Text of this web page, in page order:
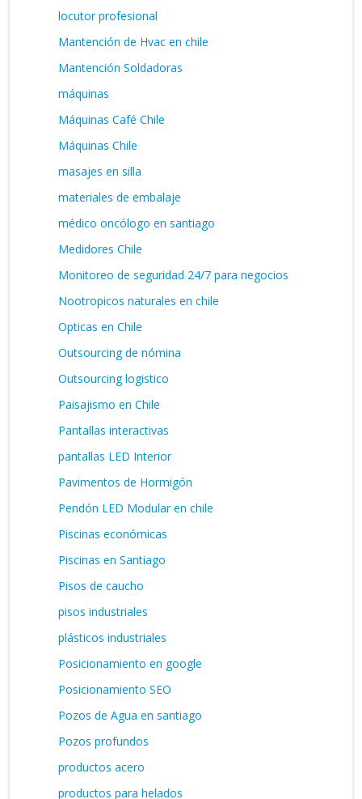
locutor profesional
Mantención de Hvac en chile
Mantención Soldadoras
máquinas
Máquinas Café Chile
Máquinas Chile
masajes en silla
materiales de embalaje
médico oncólogo en santiago
Medidores Chile
Monitoreo de seguridad 24/7 para negocios
Nootropicos naturales en chile
Opticas en Chile
Outsourcing de nómina
Outsourcing logistico
Paisajismo en Chile
Pantallas interactivas
pantallas LED Interior
Pavimentos de Hormigón
Pendón LED Modular en chile
Piscinas económicas
Piscinas en Santiago
Pisos de caucho
pisos industriales
plásticos industriales
Posicionamiento en google
Posicionamiento SEO
Pozos de Agua en santiago
Pozos profundos
productos acero
productos para helados